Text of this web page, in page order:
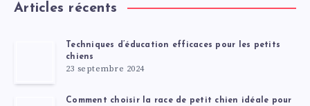
Articles récents
Techniques d’éducation efficaces pour les petits
chiens
23 septembre 2024
Comment choisir la race de petit chien idéale pour